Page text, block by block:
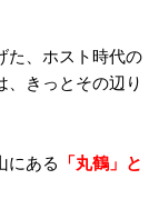
た、ホスト時代の
、きっとその辺り
にある
「丸鶴」と